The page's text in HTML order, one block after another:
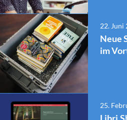
22. Juni
Neue
im
25.